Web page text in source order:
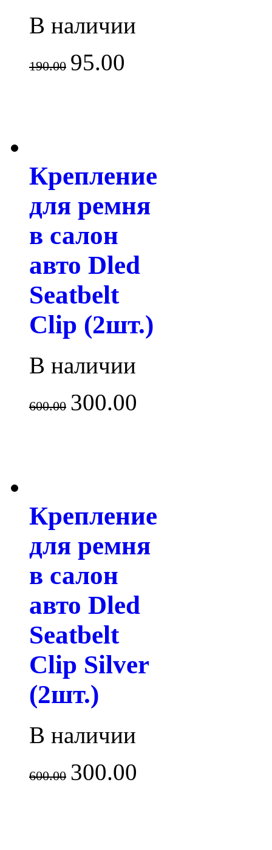
В наличии
190.00 95.00
Крепление
для ремня
в салон
авто Dled
Seatbelt
Clip (2шт.)
В наличии
600.00 300.00
Крепление
для ремня
в салон
авто Dled
Seatbelt
Clip Silver
(2шт.)
В наличии
600.00 300.00